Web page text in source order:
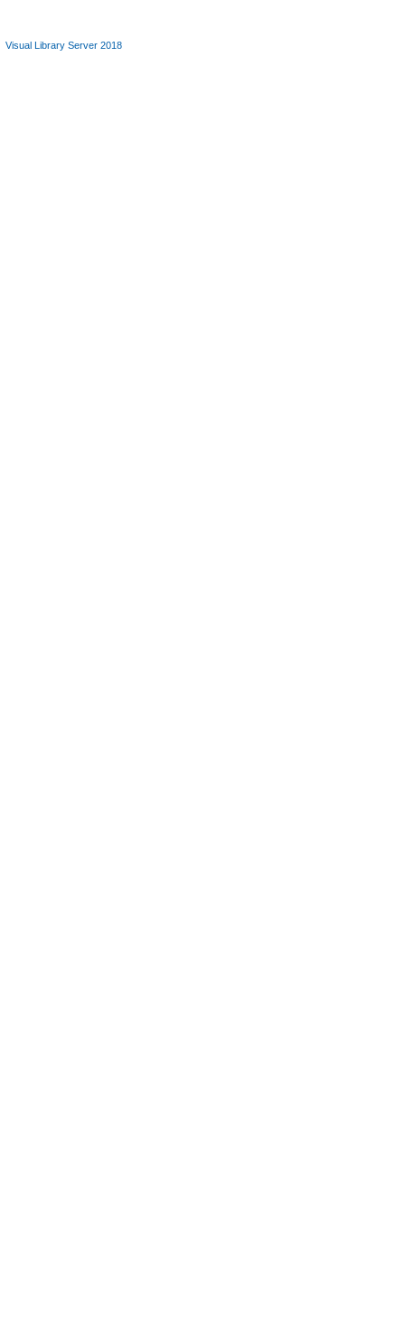
Visual Library Server 2018